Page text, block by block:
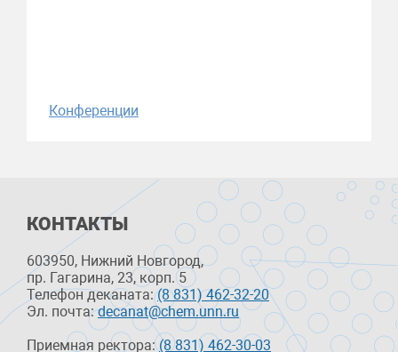
Конференции
КОНТАКТЫ
603950, Нижний Новгород,
пр. Гагарина, 23, корп. 5
Телефон деканата:(8 831) 462-32-20
Эл. почта:decanat@chem.unn.ru
Приемная ректора:(8 831) 462-30-03